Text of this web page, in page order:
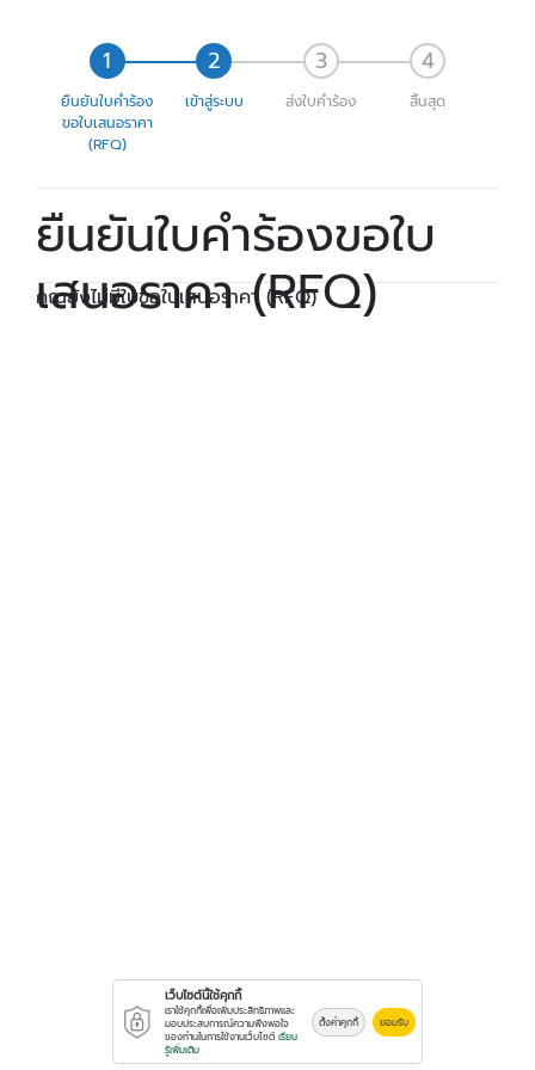
ยืนยันใบคำร้อง
ขอใบเสนอราคา
(RFQ)
เข้าสู่ระบบ ส่งใบคำร้อง สิ้นสุด
ยืนยันใบคำร้องขอใบ
เสนอราคา (RFQ)
คุณยังไม่มีใบขอใบเสนอราคา (RFQ)
เว็บไซต์นี้ใช้คุกกี้
เราใช้คุกกี้เพื่อเพิ่มประสิทธิภาพและ
มอบประสบการณ์ความพึงพอใจ
ของท่านในการใช้งานเว็บไซต์ เรียน
รู้เพิ่มเติม
ตั้งค่าคุกกี้ ยอมรับ